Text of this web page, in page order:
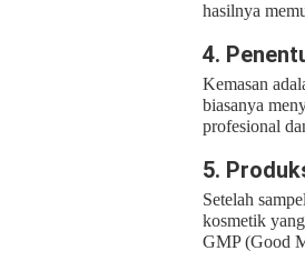
hasilnya
4.
Kemasan
biasanya
profesional
5.
Setelah
kosmetik
GMP (Good